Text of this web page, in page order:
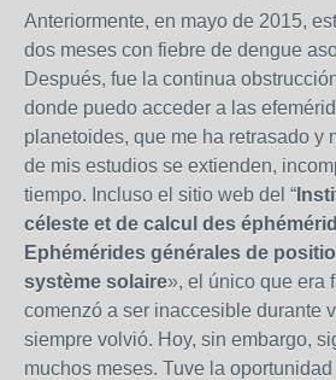
Anteriormente, en mayo de 2015,
dos meses con fiebre de dengue
Después, fue la continua
donde puedo acceder a las
planetoides, que me ha retrasado y
de mis estudios se extienden,
tiempo. Incluso el sitio web del “
céleste et de calcul des
Ephémérides générales de
système solaire», el único que era
comenzó a ser inaccesible durante
siempre volvió. Hoy, sin embargo,
muchos meses. Tuve la